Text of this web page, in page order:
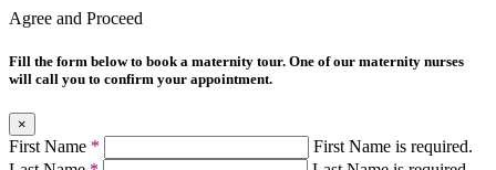
Agree and Proceed
Fill the form below to book a maternity tour. One of our maternity nurses
will call you to confirm your appointment.
×
First Name *
First Name is required.